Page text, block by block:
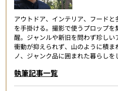
アウトドア、インテリア、フード
を手掛ける。撮影で使うプロップ
醒。ジャンルや新旧を問わず珍し
衝動が抑えられず、山のように積
ノ、ジャンク品に囲まれた暮らしを
執筆記事一覧